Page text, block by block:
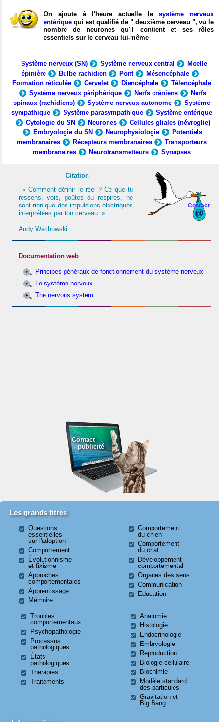
On ajoute à l'heure actuelle le système nerveux
entérique qui est qualifié de " deuxième cerveau ", vu le
nombre de neurones qu'il contient et ses rôles
essentiels sur le cerveau lui-même
Système nerveux (SN) Système nerveux central
Moelle
épinière
Bulbe rachidien Pont
Mésencéphale
Formation réticulée
Cervelet Diencéphale
Télencéphale
Système nerveux périphérique
Nerfs crâniens
Nerfs
spinaux (rachidiens)
Système nerveux autonome
Système
sympathique
Système parasympathique
Système entérique
Cytologie du SN
Neurones
Cellules gliales (névroglie)
Embryologie du SN
Neurophysiologie
Potentiels
membranaires
Récepteurs membranaires
Transporteurs
membranaires
Neurotransmetteurs Synapses
Contact
Citation
« Comment définir le réel ? Ce que tu
ressens, vois, goûtes ou respires, ne
sont rien que des impulsions électriques
interprétées par ton cerveau. »
Andy Wachowski
Documentation web
Principes généraux de fonctionnement du système nerveux
Le système nerveux
The nervous system
Contact
publicité
Les grands titres
Questions
essentielles
sur l'adoption
Comportement
Évolutionnisme
et fixisme
Approches
comportementales
Apprentissage
Mémoire
Comportement
du chien
Comportement
du chat
Développement
comportemental
Organes des sens
Communication
Éducation
Troubles
comportementaux
Psychopathologie
Processus
pathologiques
États
pathologiques
Thérapies
Traitements
Anatomie
Histologie
Endocrinologie
Embryologie
Reproduction
Biologie cellulaire
Biochimie
Modèle standard
des particules
Gravitation et
Big Bang